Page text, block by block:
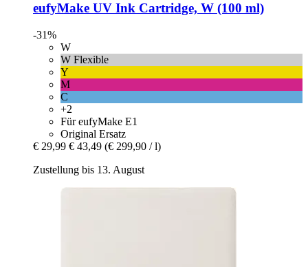
eufyMake UV Ink Cartridge, W (100 ml)
-31%
W
W Flexible
Y
M
C
+2
Für eufyMake E1
Original Ersatz
€ 29,99 € 43,49 (€ 299,90 / l)
Zustellung bis 13. August